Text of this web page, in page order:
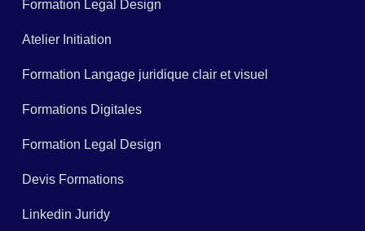
Formation Legal Design
Atelier Initiation
Formation Langage juridique clair et visuel
Formations Digitales
Formation Legal Design
Devis Formations
Linkedin Juridy